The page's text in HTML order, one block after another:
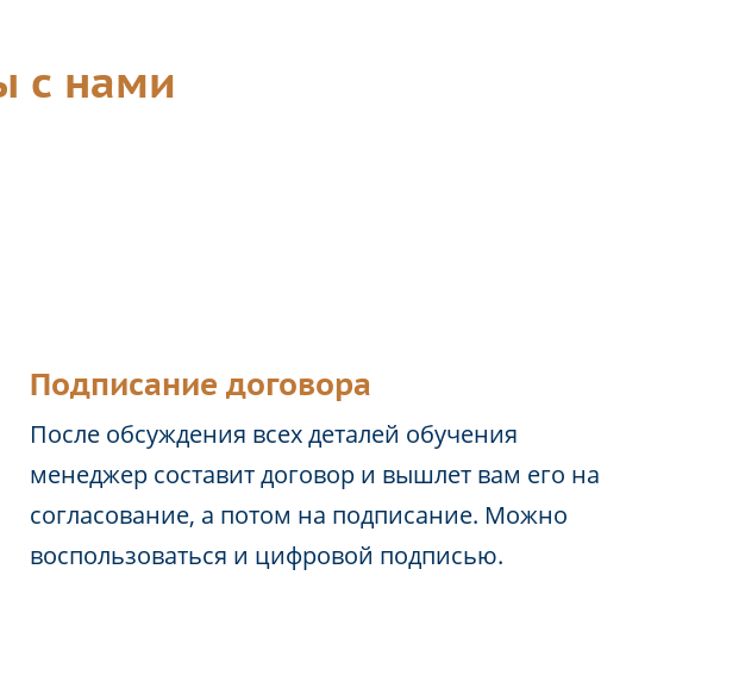
с нами
Подписание договора
После обсуждения всех деталей обучения
менеджер составит договор и вышлет вам его на
согласование, а потом на подписание. Можно
воспользоваться и цифровой подписью.